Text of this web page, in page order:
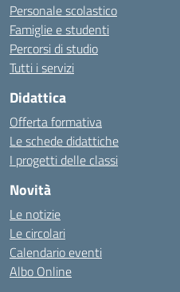
Personale scolastico
Famiglie e studenti
Percorsi di studio
Tutti i servizi
Didattica
Offerta formativa
Le schede didattiche
I progetti delle classi
Novità
Le notizie
Le circolari
Calendario eventi
Albo Online